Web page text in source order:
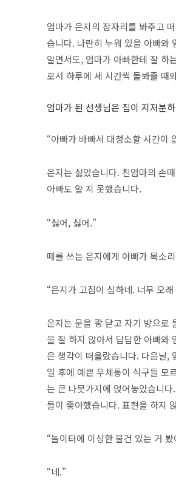
엄마가 은지의 잠자리를 봐주고
습니다. 나란히 누워 있을 아빠와
알면서도, 엄마가 아빠한테 잘 하
로서 하루에 세 시간씩 돌봐줄 때
엄마가 된 선생님은 집이 지저분
“아빠가 바빠서 대청소할 시간이
은지는 싫었습니다. 친엄마의 손
아빠도 알 지 못했습니다.
“싫어, 싫어.”
떼를 쓰는 은지에게 아빠가 목소
“은지가 고집이 심하네. 너무 오
은지는 문을 쾅 닫고 자기 방으로
을 잘 하지 않아서 답답한 아빠와
은 생각이 떠올랐습니다. 다음날,
일 후에 예쁜 우체통이 식구들 모
는 큰 나뭇가지에 얹어놓았습니
들이 좋아했습니다. 표현을 하지
“놀이터에 이상한 물건 있는 거 봤
“네.”